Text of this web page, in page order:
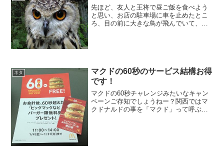
先ほど、友人と王将で昼ご飯を食べよう
と思い、お店の駐車場に車を止めたとこ
ろ、目の前に大きな鳥が飛んでいて、何
ネタ
マクドの60秒のサービス結構お得
です！
マクドの60秒チャレンジみたいなキャン
ペーンご存知でしょうねー？関西ではマ
クドナルドの事を「マクド」って呼ぶん